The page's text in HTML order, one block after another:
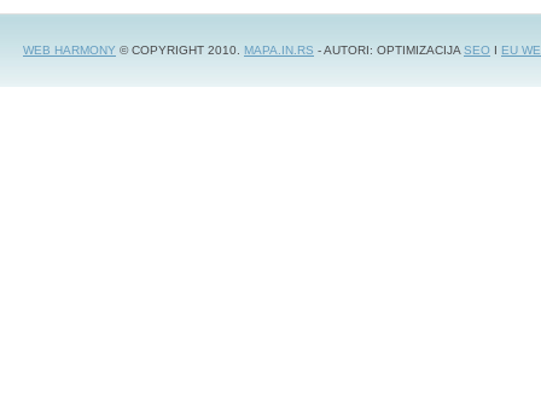
WEB HARMONY © COPYRIGHT 2010. MAPA.IN.RS - AUTORI: OPTIMIZACIJASEO I EU